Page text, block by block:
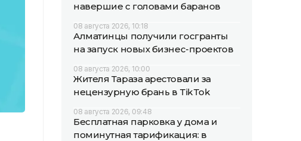
навершие с головами баранов
08 августа 2026, 10:18
Алматинцы получили госгранты
на запуск новых бизнес-проектов
08 августа 2026, 10:00
Жителя Тараза арестовали за
нецензурную брань в TikTok
08 августа 2026, 09:48
Бесплатная парковка у дома и
поминутная тарификация: в